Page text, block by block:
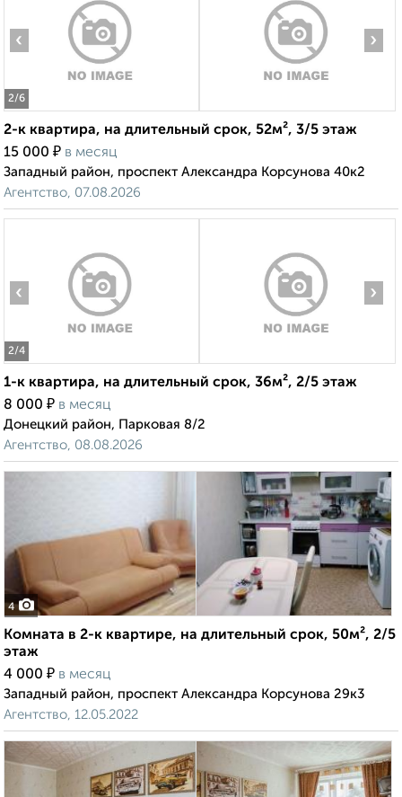
2/6
‹ ›
2-к квартира, на длительный срок, 52м², 3/5 этаж
15 000 ₽ в месяц
Западный район, проспект Александра Корсунова 40к2
Агентство, 07.08.2026
2/4
‹ ›
1-к квартира, на длительный срок, 36м², 2/5 этаж
8 000 ₽ в месяц
Донецкий район, Парковая 8/2
Агентство, 08.08.2026
4
Комната в 2-к квартире, на длительный срок, 50м², 2/5
этаж
4 000 ₽ в месяц
Западный район, проспект Александра Корсунова 29к3
Агентство, 12.05.2022